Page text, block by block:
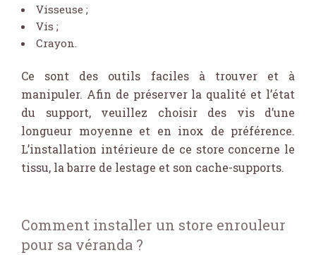
Visseuse ;
Vis ;
Crayon.
Ce sont des outils faciles à trouver et à
manipuler. Afin de préserver la qualité et l’état
du support, veuillez choisir des vis d’une
longueur moyenne et en inox de préférence.
L’installation intérieure de ce store concerne le
tissu, la barre de lestage et son cache-supports.
Comment installer un store enrouleur
pour sa véranda ?